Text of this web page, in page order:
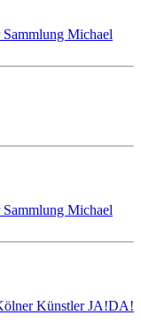
Michael
Michael
Künstler JA!DA!